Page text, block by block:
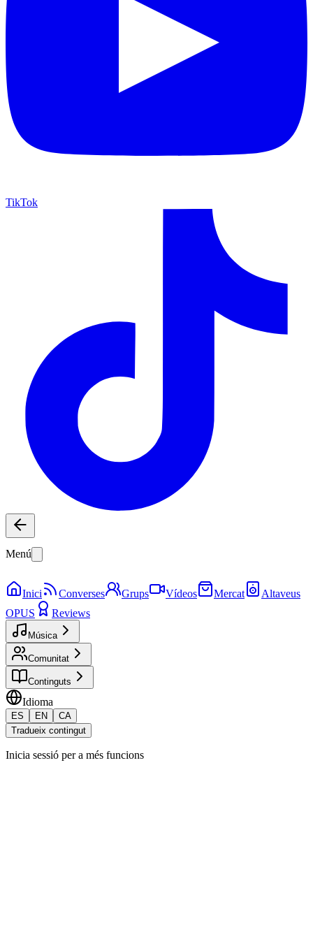
TikTok
Menú
Inici Converses Grups Vídeos Mercat
Altaveus
OPUS
Reviews
Música
Comunitat
Continguts
Idioma
ES EN
CA
Tradueix contingut
Inicia sessió per a més funcions